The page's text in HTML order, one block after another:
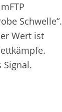
Schwelle“.
Wert ist